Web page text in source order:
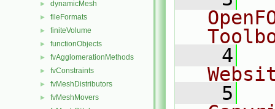
► dynamicMesh
► fileFormats
► finiteVolume
► functionObjects
► fvAgglomerationMethods
► fvConstraints
► fvMeshDistributors
► fvMeshMovers
    4
    5